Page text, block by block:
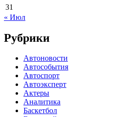
31
« Июл
Рубрики
Автоновости
Автособытия
Автоспорт
Автоэксперт
Актеры
Аналитика
Баскетбол